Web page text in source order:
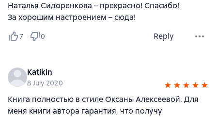
Наталья Сидоренкова – прекрасно! Спасибо!
За хорошим настроением – сюда!
7 0 Reply
Katikin
8 July 2020
Книга полностью в стиле Оксаны Алексеевой. Для
меня книги автора гарантия, что получу